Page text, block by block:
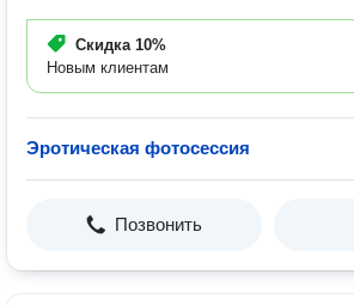
Скидка 10%
Новым клиентам
Эротическая фотосессия
Позвонить